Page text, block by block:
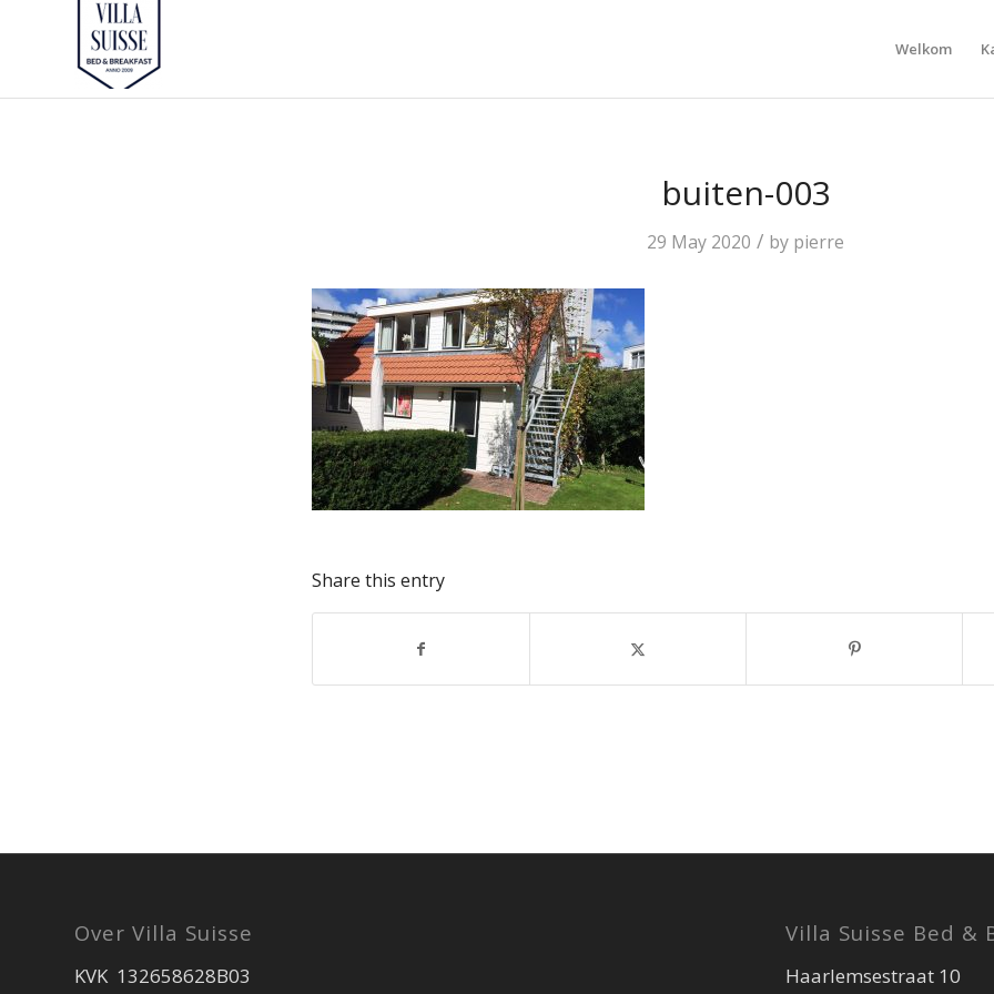
Welkom
buiten-003
29 May 2020 / by pierre
Share this entry
Over Villa Suisse
KVK 132658628B03
Villa Suisse Bed &
Haarlemsestraat 10